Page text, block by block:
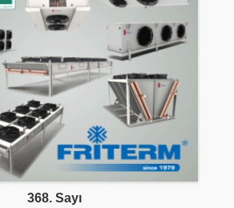
368. Sayı